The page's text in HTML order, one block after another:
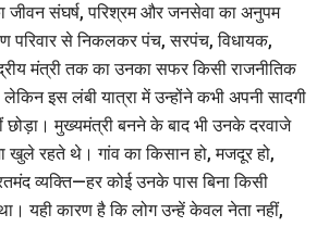
जीवन संघर्ष, परिश्रम और जनसेवा का अनुपम
परिवार से निकलकर पंच, सरपंच, विधायक,
मंत्री तक का उनका सफर किसी राजनीतिक
इस लंबी यात्रा में उन्होंने कभी अपनी सादगी
मुख्यमंत्री बनने के बाद भी उनके दरवाजे
रहते थे। गांव का किसान हो, मजदूर हो,
व्यक्ति—हर कोई उनके पास बिना किसी
यही कारण है कि लोग उन्हें केवल नेता नहीं,